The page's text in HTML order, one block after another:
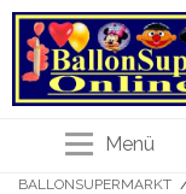
Menü
BALLONSUPERMARKT